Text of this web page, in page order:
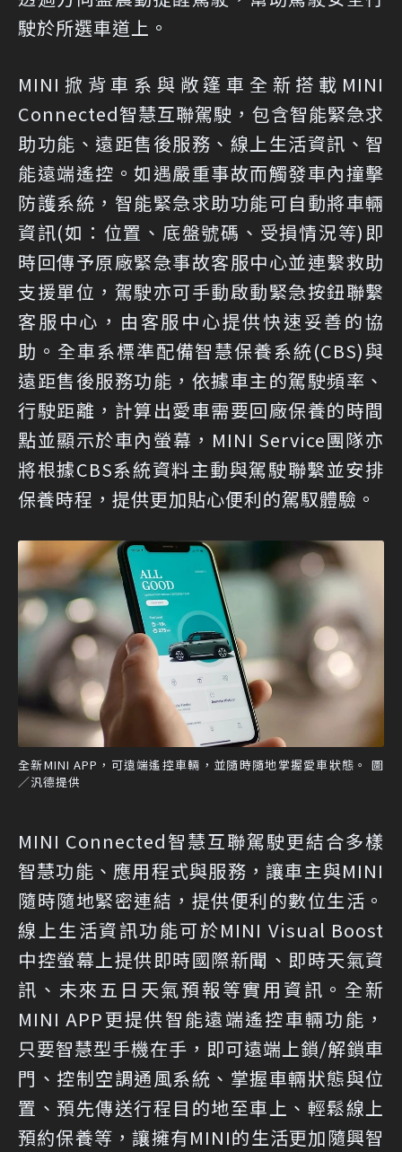
駛於所選車道上。
MINI掀背車系與敞篷車全新搭載MINI
Connected智慧互聯駕駛，包含智能緊急求
助功能、遠距售後服務、線上生活資訊、智
能遠端遙控。如遇嚴重事故而觸發車內撞擊
防護系統，智能緊急求助功能可自動將車輛
資訊(如：位置、底盤號碼、受損情況等)即
時回傳予原廠緊急事故客服中心並連繫救助
支援單位，駕駛亦可手動啟動緊急按鈕聯繫
客服中心，由客服中心提供快速妥善的協
助。全車系標準配備智慧保養系統(CBS)與
遠距售後服務功能，依據車主的駕駛頻率、
行駛距離，計算出愛車需要回廠保養的時間
點並顯示於車內螢幕，MINI Service團隊亦
將根據CBS系統資料主動與駕駛聯繫並安排
保養時程，提供更加貼心便利的駕馭體驗。
全新MINI APP，可遠端遙控車輛，並隨時隨地掌握愛車狀態。 圖
／汎德提供
MINI Connected智慧互聯駕駛更結合多樣
智慧功能、應用程式與服務，讓車主與MINI
隨時隨地緊密連結，提供便利的數位生活。
線上生活資訊功能可於MINI Visual Boost
中控螢幕上提供即時國際新聞、即時天氣資
訊、未來五日天氣預報等實用資訊。全新
MINI APP更提供智能遠端遙控車輛功能，
只要智慧型手機在手，即可遠端上鎖/解鎖車
門、控制空調通風系統、掌握車輛狀態與位
置、預先傳送行程目的地至車上、輕鬆線上
預約保養等，讓擁有MINI的生活更加隨興智